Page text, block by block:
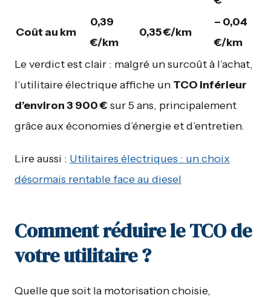
Coût au km
0,39
€/km
0,35 €/km
– 0,04
€/km
Le verdict est clair : malgré un surcoût à l’achat,
l’utilitaire électrique affiche un TCO inférieur
d’environ 3 900 € sur 5 ans, principalement
grâce aux économies d’énergie et d’entretien.
Lire aussi : Utilitaires électriques : un choix
désormais rentable face au diesel
Comment réduire le TCO de
votre utilitaire ?
Quelle que soit la motorisation choisie,